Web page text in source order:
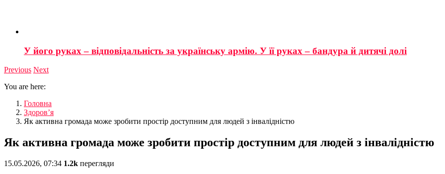
У його руках – відповідальність за українську армію. У її руках – бандура й дитячі долі
Previous Next
You are here:
Головна
Здоров’я
Як активна громада може зробити простір доступним для людей з інвалідністю
Як активна громада може зробити простір доступним для людей з інвалідністю
15.05.2026, 07:34 1.2k перегляди